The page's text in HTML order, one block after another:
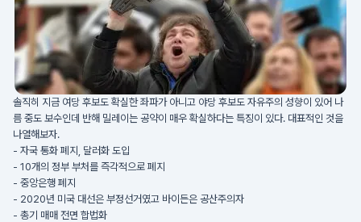
솔직히 지금 여당 후보도 확실한 좌파가 아니고 야당 후보도 자유주의 성향이 있어 나
름 중도 보수인데 반해 밀레이는 공약이 매우 확실하다는 특징이 있다. 대표적인 것을
나열해보자.
- 자국 통화 폐지, 달러화 도입
- 10개의 정부 부처를 즉각적으로 폐지
- 중앙은행 폐지
- 2020년 미국 대선은 부정선거였고 바이든은 공산주의자
- 총기 매매 전면 합법화